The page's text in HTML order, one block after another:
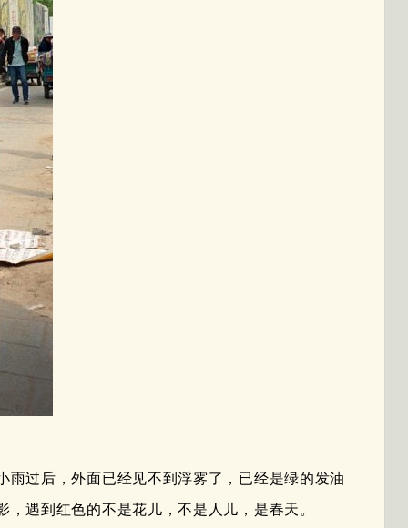
过后，外面已经见不到浮雾了，已经是绿的发油
遇到红色的不是花儿，不是人儿，是春天。